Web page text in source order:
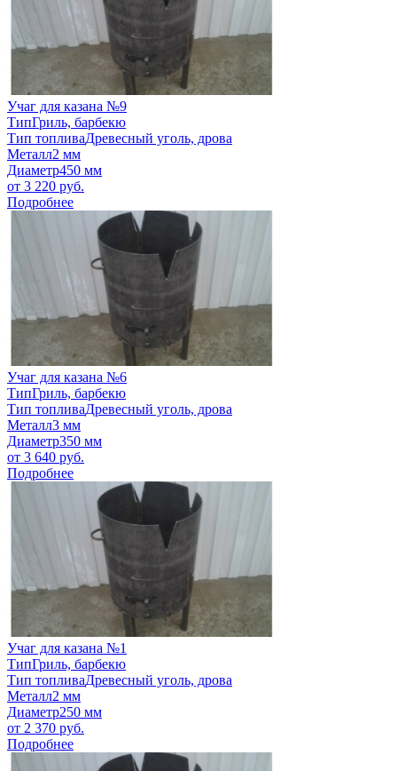
Учаг для казана №9
ТипГриль, барбекю
Тип топливаДревесный уголь, дрова
Металл2 мм
Диаметр450 мм
от 3 220 руб.
Подробнее
Учаг для казана №6
ТипГриль, барбекю
Тип топливаДревесный уголь, дрова
Металл3 мм
Диаметр350 мм
от 3 640 руб.
Подробнее
Учаг для казана №1
ТипГриль, барбекю
Тип топливаДревесный уголь, дрова
Металл2 мм
Диаметр250 мм
от 2 370 руб.
Подробнее